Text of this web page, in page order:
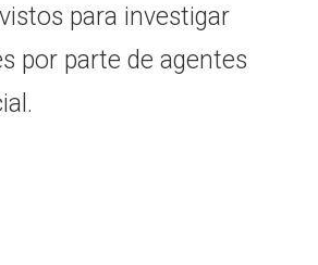
para investigar
por parte de agentes